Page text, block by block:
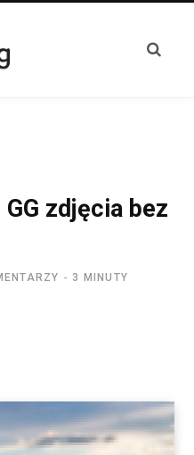
zdjęcia bez
3 MINUTY